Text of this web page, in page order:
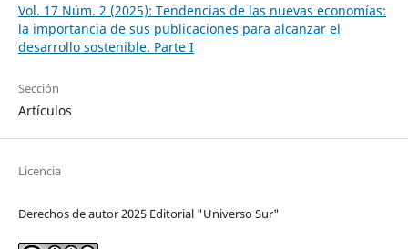
Vol. 17 Núm. 2 (2025): Tendencias de las nuevas economías:
la importancia de sus publicaciones para alcanzar el
desarrollo sostenible. Parte I
Sección
Artículos
Licencia
Derechos de autor 2025 Editorial "Universo Sur"